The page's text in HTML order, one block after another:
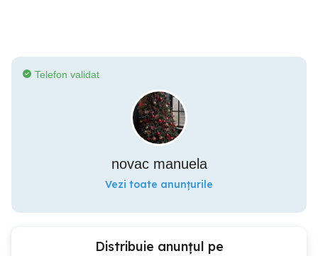
Telefon validat
novac manuela
Vezi toate anunțurile
Distribuie anunțul pe